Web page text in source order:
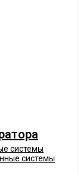
системы
системы